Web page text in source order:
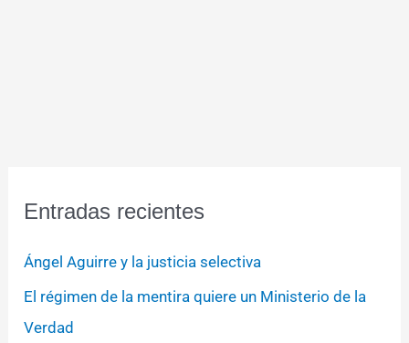
Entradas recientes
Ángel Aguirre y la justicia selectiva
El régimen de la mentira quiere un Ministerio de la
Verdad